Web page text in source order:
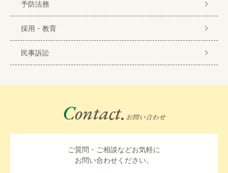
予防法務
採用・教育
民事訴訟
Contact. お問い合わせ
ご質問・ご相談などお気軽に
お問い合わせください。